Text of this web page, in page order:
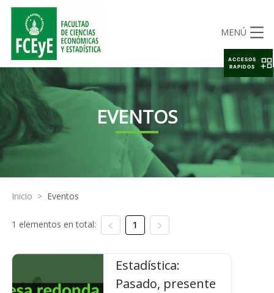
MENÚ
EVENTOS
Inicio > Eventos
1 elementos en total: 1
Estadística:
Pasado, presente
ACCESOS
RAPIDOS